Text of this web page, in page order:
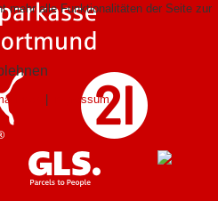
mehr alle Funktionalitäten der Seite zur
| Impressum